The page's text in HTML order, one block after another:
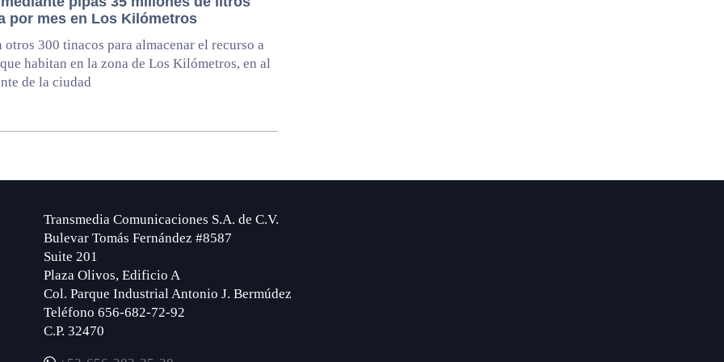
por mes en Los Kilómetros
otros 300 tinacos para almacenar el recurso a
habitan en la zona de Los Kilómetros, en al
de la ciudad
Transmedia Comunicaciones S.A. de C.V.
Bulevar Tomás Fernández #8587
Suite 201
Plaza Olivos, Edificio A
Col. Parque Industrial Antonio J. Bermúdez
Teléfono 656-682-72-92
C.P. 32470